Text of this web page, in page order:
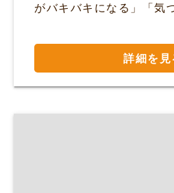
がバキバキになる」「気
詳細を見